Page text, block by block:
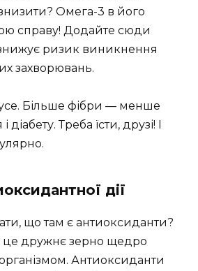
Омега-3 в його
справу! Додайте сюди
ризик виникнення
захворювань.
Більше фібри — менше
Треба їсти, друзі! І
дії
що там є антиоксиданти?
це дружнє зерно щедро
Антиоксиданти